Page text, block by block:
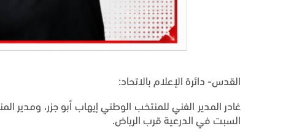
القدس- دائرة الإعلام بالاتحاد:
السبت في الدرعية قرب الرياض.